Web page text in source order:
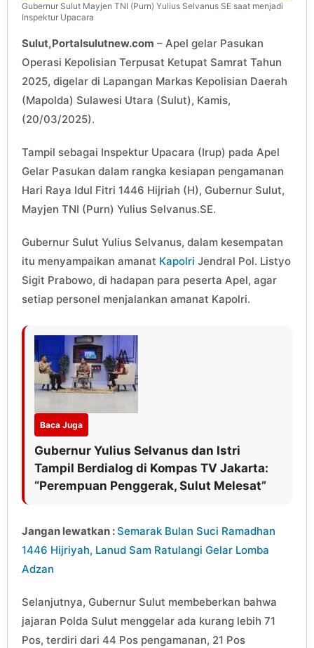
Gubernur Sulut Mayjen TNI (Purn) Yulius Selvanus SE saat menjadi
Inspektur Upacara
Sulut,Portalsulutnew.com – Apel gelar Pasukan
Operasi Kepolisian Terpusat Ketupat Samrat Tahun
2025, digelar di Lapangan Markas Kepolisian Daerah
(Mapolda) Sulawesi Utara (Sulut), Kamis,
(20/03/2025).
Tampil sebagai Inspektur Upacara (Irup) pada Apel
Gelar Pasukan dalam rangka kesiapan pengamanan
Hari Raya Idul Fitri 1446 Hijriah (H), Gubernur Sulut,
Mayjen TNI (Purn) Yulius Selvanus.SE.
Gubernur Sulut Yulius Selvanus, dalam kesempatan
itu menyampaikan amanat Kapolri Jendral Pol. Listyo
Sigit Prabowo, di hadapan para peserta Apel, agar
setiap personel menjalankan amanat Kapolri.
Baca Juga
Gubernur Yulius Selvanus dan Istri
Tampil Berdialog di Kompas TV Jakarta:
“Perempuan Penggerak, Sulut Melesat”
Jangan lewatkan :Semarak Bulan Suci Ramadhan
1446 Hijriyah, Lanud Sam Ratulangi Gelar Lomba
Adzan
Selanjutnya, Gubernur Sulut membeberkan bahwa
jajaran Polda Sulut menggelar ada kurang lebih 71
Pos, terdiri dari 44 Pos pengamanan, 21 Pos